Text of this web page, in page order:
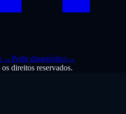
→Pedir diagnóstico→
direitos reservados.